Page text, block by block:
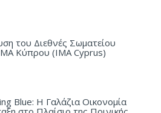
του Διεθνές Σωματείου
Kύπρου (ΙΜΑ Cyprus)
Blue: Η Γαλάζια Οικονομία